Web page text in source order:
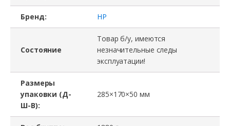
Бренд: HP
Состояние
Товар б/у, имеются
незначительные следы
эксплуатации!
Размеры
упаковки (Д-
Ш-В):
285×170×50 мм